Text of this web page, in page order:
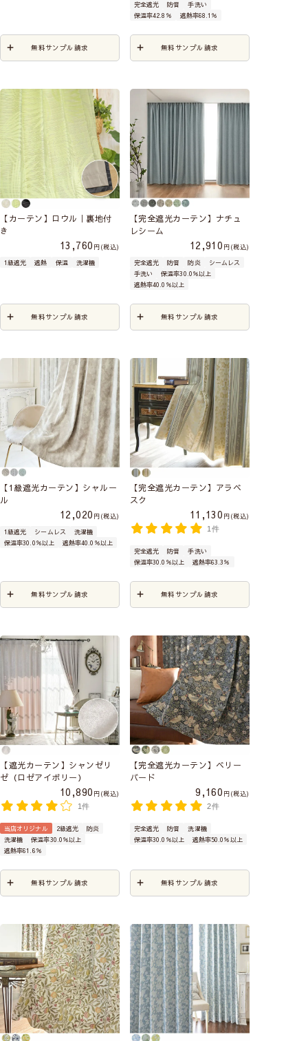
無料サンプル請求
完全遮光 防音
手洗い
保温率42.8％
遮熱率68.1％
無料サンプル請求
【カーテン】ロウル｜裏地付
き
13,760
税込
1級遮光
遮熱 保温 洗濯機
無料サンプル請求
【完全遮光カーテン】ナチュ
レシーム
12,910
税込
完全遮光
防音 防炎
シームレス
手洗い
保温率30.0％以上
遮熱率40.0％以上
無料サンプル請求
【1級遮光カーテン】シャルー
ル
12,020
税込
1級遮光
シームレス
洗濯機
保温率30.0％以上
遮熱率40.0％以上
無料サンプル請求
【完全遮光カーテン】アラベ
スク
11,130
税込
1件
完全遮光 防音
手洗い
保温率30.0％以上
遮熱率63.3％
無料サンプル請求
【遮光カーテン】シャンゼリ
ゼ（ロゼアイボリー）
10,890
税込
1件
当店オリジナル 2級遮光
防炎
洗濯機
保温率30.0％以上
遮熱率61.6％
無料サンプル請求
【完全遮光カーテン】ベリー
バード
9,160
税込
2件
完全遮光 防音
洗濯機
保温率30.0％以上
遮熱率50.0％以上
無料サンプル請求